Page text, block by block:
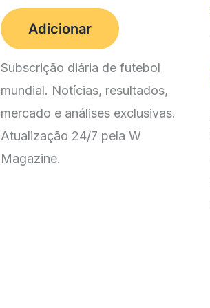
era:
é:
4,99 €.
Adicionar
Subscrição diária de futebol
mundial. Notícias, resultados,
mercado e análises exclusivas.
Atualização 24/7 pela W
Magazine.